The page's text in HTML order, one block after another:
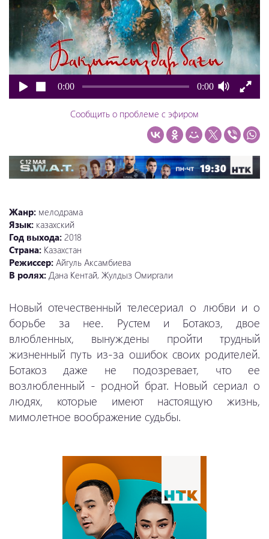
0:00 0:00
Сообщить о проблеме с эфиром
Жанр: мелодрама
Язык: казахский
Год выхода: 2018
Страна: Казахстан
Режиссер: Айгуль Аксамбиева
В ролях: Дана Кентай, Жулдыз Омиргали
Новый отечественный телесериал о любви и о
борьбе за нее. Рустем и Ботакоз, двое
влюбленных, вынуждены пройти трудный
жизненный путь из-за ошибок своих родителей.
Ботакоз даже не подозревает, что ее
возлюбленный - родной брат. Новый сериал о
людях, которые имеют настоящую жизнь,
мимолетное воображение судьбы.